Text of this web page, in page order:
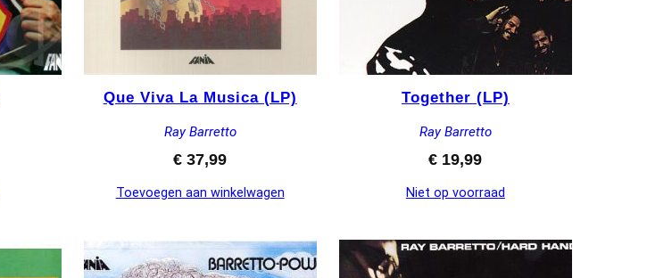
Que Viva La Musica (LP)
Ray Barretto
€ 37,99
Toevoegen aan winkelwagen
Together (LP)
Ray Barretto
€ 19,99
Niet op voorraad